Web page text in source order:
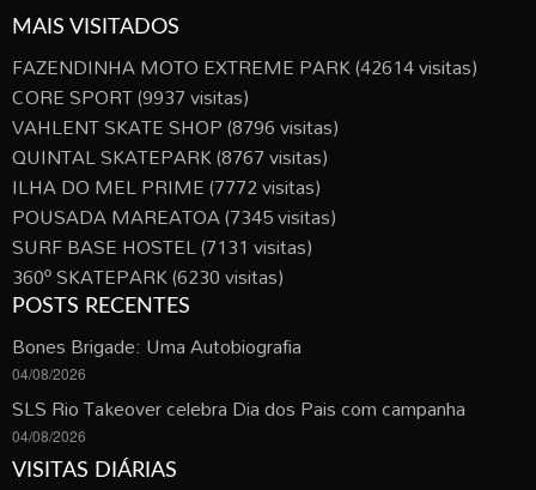
MAIS VISITADOS
FAZENDINHA MOTO EXTREME PARK(42614 visitas)
CORE SPORT(9937 visitas)
VAHLENT SKATE SHOP(8796 visitas)
QUINTAL SKATEPARK(8767 visitas)
ILHA DO MEL PRIME(7772 visitas)
POUSADA MAREATOA(7345 visitas)
SURF BASE HOSTEL(7131 visitas)
360º SKATEPARK(6230 visitas)
POSTS RECENTES
Bones Brigade: Uma Autobiografia
04/08/2026
SLS Rio Takeover celebra Dia dos Pais com campanha
04/08/2026
VISITAS DIÁRIAS